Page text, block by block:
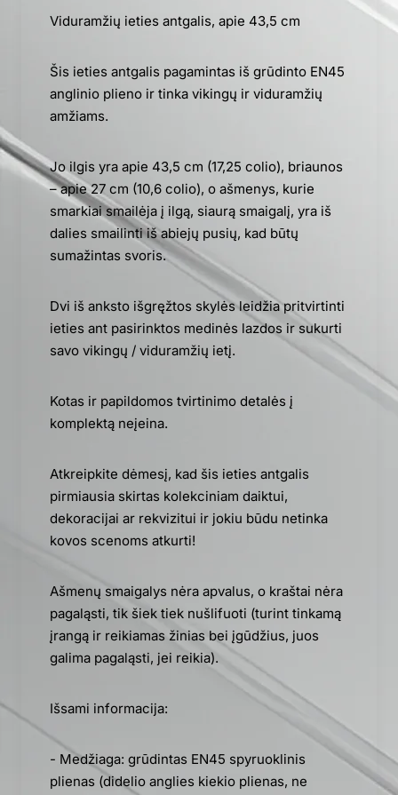
Viduramžių ieties antgalis, apie 43,5 cm
Šis ieties antgalis pagamintas iš grūdinto EN45
anglinio plieno ir tinka vikingų ir viduramžių
amžiams.
Jo ilgis yra apie 43,5 cm (17,25 colio), briaunos
– apie 27 cm (10,6 colio), o ašmenys, kurie
smarkiai smailėja į ilgą, siaurą smaigalį, yra iš
dalies smailinti iš abiejų pusių, kad būtų
sumažintas svoris.
Dvi iš anksto išgręžtos skylės leidžia pritvirtinti
ieties ant pasirinktos medinės lazdos ir sukurti
savo vikingų / viduramžių ietį.
Kotas ir papildomos tvirtinimo detalės į
komplektą neįeina.
Atkreipkite dėmesį, kad šis ieties antgalis
pirmiausia skirtas kolekciniam daiktui,
dekoracijai ar rekvizitui ir jokiu būdu netinka
kovos scenoms atkurti!
Ašmenų smaigalys nėra apvalus, o kraštai nėra
pagaląsti, tik šiek tiek nušlifuoti (turint tinkamą
įrangą ir reikiamas žinias bei įgūdžius, juos
galima pagaląsti, jei reikia).
Išsami informacija:
- Medžiaga: grūdintas EN45 spyruoklinis
plienas (didelio anglies kiekio plienas, ne